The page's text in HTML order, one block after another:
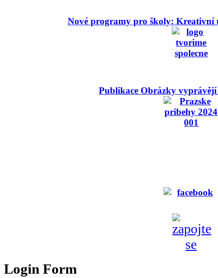
Nové programy pro školy: Kreativní
Publikace Obrázky
Login Form